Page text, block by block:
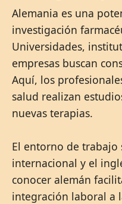
Alemania es una
investigación
Universidades,
empresas buscan
Aquí, los
salud realizan
nuevas terapias.
El entorno de trabajo
internacional y el
conocer alemán
integración laboral a